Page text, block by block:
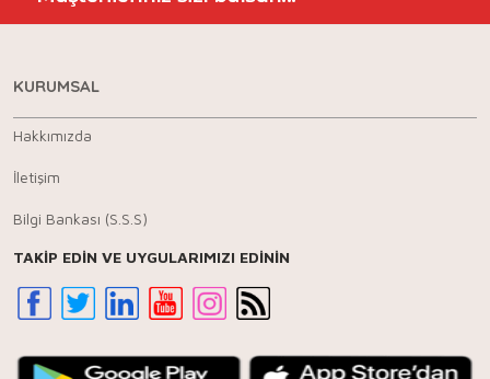
KURUMSAL
Hakkımızda
İletişim
Bilgi Bankası (S.S.S)
TAKİP EDİN VE UYGULARIMIZI EDİNİN